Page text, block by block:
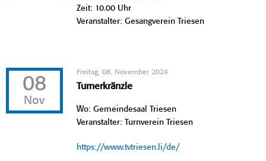
Zeit: 10.00 Uhr
Veranstalter: Gesangverein Triesen
08
Nov
Freitag, 08. November 2024
Turnerkränzle
Wo: Gemeindesaal Triesen
Veranstalter: Turnverein Triesen
https://www.tvtriesen.li/de/